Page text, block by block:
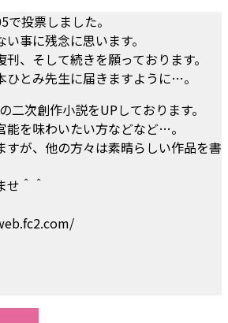
投票しました。
事に残念に思います。
、そして続きを願っております。
ひとみ先生に届きますように…。
次創作小説をUPしております。
能を味わいたい方などなど…。
すが、他の方々は素晴らしい作品を書
せ＾＾